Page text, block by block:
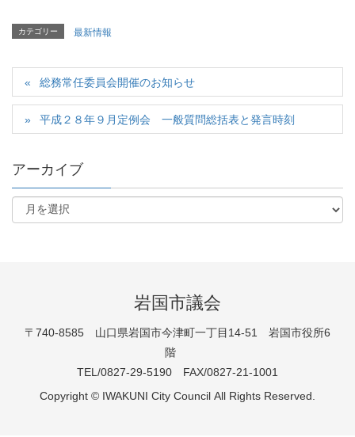
カテゴリー 最新情報
総務常任委員会開催のお知らせ
平成２８年９月定例会 一般質問総括表と発言時刻
アーカイブ
岩国市議会
〒740-8585 山口県岩国市今津町一丁目14-51 岩国市役所6
階
TEL/0827-29-5190 FAX/0827-21-1001
Copyright © IWAKUNI City Council All Rights Reserved.